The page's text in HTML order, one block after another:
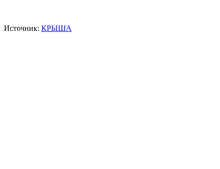
Источник: КРЫША